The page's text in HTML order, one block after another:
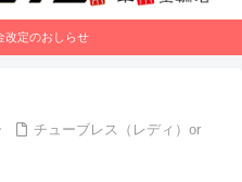
改定のおしらせ
チューブレス（レディ）or